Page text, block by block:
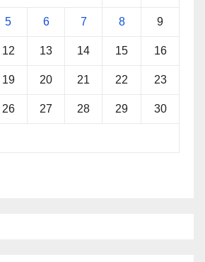
5 6 7 8 9
12 13 14 15 16
19 20 21 22 23
26 27 28 29 30